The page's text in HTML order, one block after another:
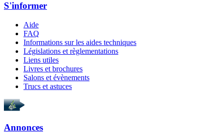
S'informer
Aide
FAQ
Informations sur les aides techniques
Législations et règlementations
Liens utiles
Livres et brochures
Salons et évènements
Trucs et astuces
Annonces